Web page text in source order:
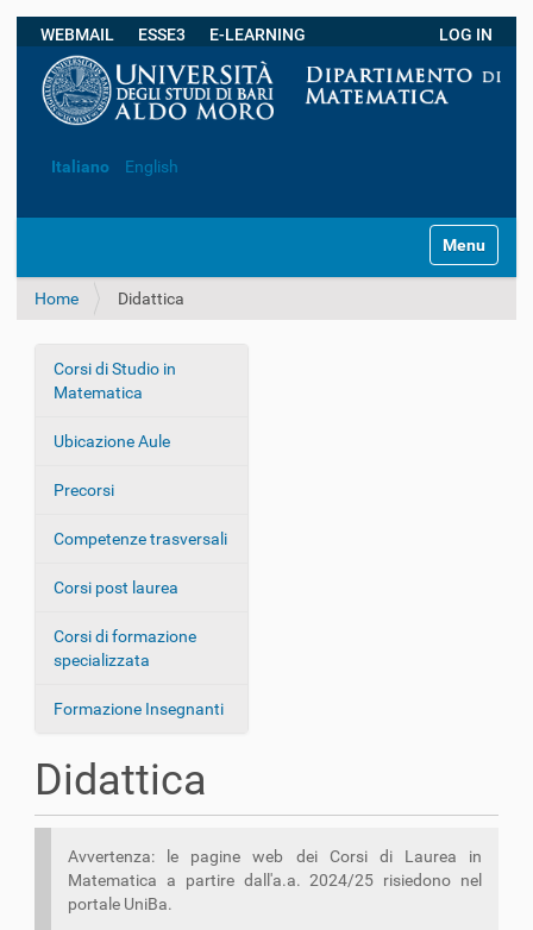
WEBMAIL ESSE3 E-LEARNING LOG IN
Italiano English
z
Toggle
Home Didattica
N
a
v
g
z
i
n
e
Corsi di Studio in
Matematica
Ubicazione Aule
Precorsi
Competenze trasversali
Corsi post laurea
Corsi di formazione
specializzata
Formazione Insegnanti
Didattica
Avvertenza: le pagine web dei Corsi di Laurea in
Matematica a partire dall'a.a. 2024/25 risiedono nel
portale UniBa.